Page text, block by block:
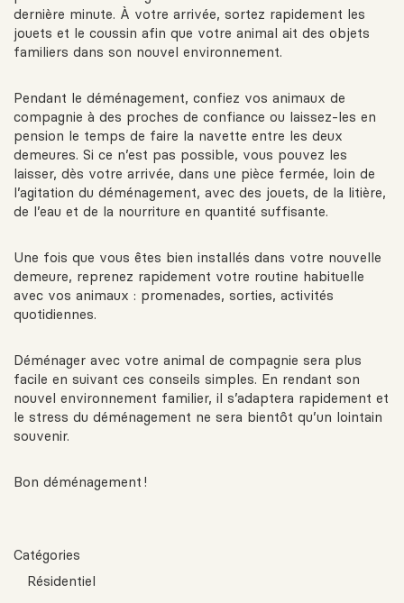
dernière minute. À votre arrivée, sortez rapidement les
jouets et le coussin afin que votre animal ait des objets
familiers dans son nouvel environnement.
Pendant le déménagement, confiez vos animaux de
compagnie à des proches de confiance ou laissez-les en
pension le temps de faire la navette entre les deux
demeures. Si ce n’est pas possible, vous pouvez les
laisser, dès votre arrivée, dans une pièce fermée, loin de
l’agitation du déménagement, avec des jouets, de la litière,
de l’eau et de la nourriture en quantité suffisante.
Une fois que vous êtes bien installés dans votre nouvelle
demeure, reprenez rapidement votre routine habituelle
avec vos animaux : promenades, sorties, activités
quotidiennes.
Déménager avec votre animal de compagnie sera plus
facile en suivant ces conseils simples. En rendant son
nouvel environnement familier, il s’adaptera rapidement et
le stress du déménagement ne sera bientôt qu’un lointain
souvenir.
Bon déménagement !
Catégories
Résidentiel